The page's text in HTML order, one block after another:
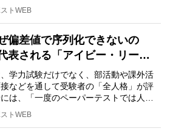
トWEB
偏差値で序列化できないの
表される「アイビー・リー…
学力試験だけでなく、部活動や課外活
などを通して受験者の「全人格」が評
は、「一度のペーパーテストでは人間
トWEB